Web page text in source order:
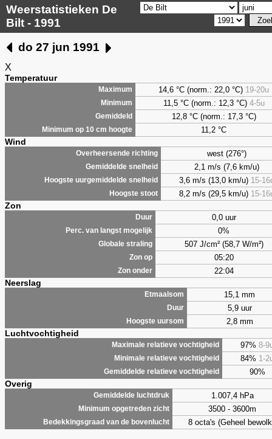
Weerstatistieken De
Bilt - 1991
do 27 jun 1991
X
Temperatuur
Maximum 14,6 °C (norm.: 22,0 °C) 19-20u
Minimum 11,5 °C (norm.: 12,3 °C) 4-5u
Gemiddeld 12,8 °C (norm.: 17,3 °C)
Minimum op 10 cm hoogte 11,2 °C
Wind
Overheersende richting west (276°)
Gemiddelde snelheid 2,1 m/s (7,6 km/u)
Hoogste uurgemiddelde snelheid 3,6 m/s (13,0 km/u) 15-
Hoogste stoot 8,2 m/s (29,5 km/u) 15-
Zon
Duur 0,0 uur
Perc. van langst mogelijk 0%
Globale straling 507 J/cm² (58,7 W/m²)
Zon op 05:20
Zon onder 22:04
Neerslag
Etmaalsom 15,1 mm
Duur 5,9 uur
Hoogste uursom 2,8 mm
Luchtvochtigheid
Maximale relatieve vochtigheid 97% 8-
Minimale relatieve vochtigheid 84% 1-
Gemiddelde relatieve vochtigheid 90%
Overig
Gemiddelde luchtdruk 1.007,4 hPa
Minimum opgetreden zicht 3500 - 3600m
Bedekkingsgraad van de bovenlucht 8 octa's (Geheel